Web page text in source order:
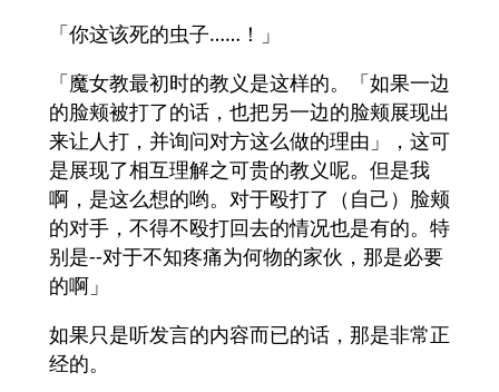
「你这该死的虫子……！」
「魔女教最初时的教义是这样的。「如果一边
的脸颊被打了的话，也把另一边的脸颊展现出
来让人打，并询问对方这么做的理由」，这可
是展现了相互理解之可贵的教义呢。但是我
啊，是这么想的哟。对于殴打了（自己）脸颊
的对手，不得不殴打回去的情况也是有的。特
别是--对于不知疼痛为何物的家伙，那是必要
的啊」
如果只是听发言的内容而已的话，那是非常正
经的。